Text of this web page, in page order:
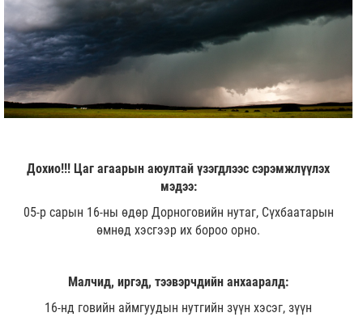
Дохио!!! Цаг агаарын аюултай үзэгдлээс сэрэмжлүүлэх
мэдээ:
05-р сарын 16-ны өдөр Дорноговийн нутаг, Сүхбаатарын
өмнөд хэсгээр их бороо орно.
Малчид, иргэд, тээвэрчдийн анхааралд:
16-нд говийн аймгуудын нутгийн зүүн хэсэг, зүүн